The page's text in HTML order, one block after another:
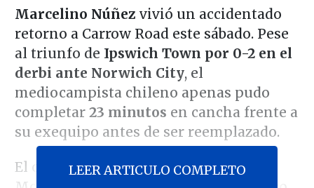
Marcelino Núñez vivió un accidentado
retorno a Carrow Road este sábado. Pese
al triunfo de Ipswich Town por 0-2 en el
derbi ante Norwich City, el
mediocampista chileno apenas pudo
completar 23 minutos en cancha frente a
su exequipo antes de ser reemplazado.
El cuadro comandado por Kieran
LEER ARTICULO COMPLETO